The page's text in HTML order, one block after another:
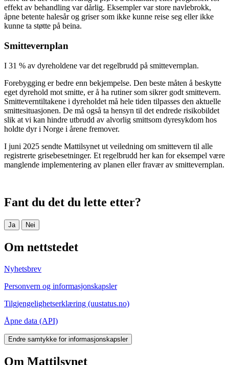
effekt av behandling var dårlig. Eksempler var store navlebrokk,
åpne betente halesår og griser som ikke kunne reise seg eller ikke
kunne ta støtte på beina.
Smittevernplan
I 31 % av dyreholdene var det regelbrudd på smittevernplan.
Forebygging er bedre enn bekjempelse. Den beste måten å beskytte
eget dyrehold mot smitte, er å ha rutiner som sikrer godt smittevern.
Smitteverntiltakene i dyreholdet må hele tiden tilpasses den aktuelle
smittesituasjonen. De må også ta hensyn til det endrede risikobildet
slik at vi kan hindre utbrudd av alvorlig smittsom dyresykdom hos
holdte dyr i Norge i årene fremover.
I juni 2025 sendte Mattilsynet ut veiledning om smittevern til alle
registrerte grisebesetninger. Et regelbrudd her kan for eksempel være
manglende implementering av planen eller fravær av smittevernplan.
Fant du det du lette etter?
Ja Nei
Om nettstedet
Nyhetsbrev
Personvern og informasjonskapsler
Tilgjengelighetserklæring (uustatus.no)
Åpne data (API)
Endre samtykke for informasjonskapsler
Om Mattilsynet